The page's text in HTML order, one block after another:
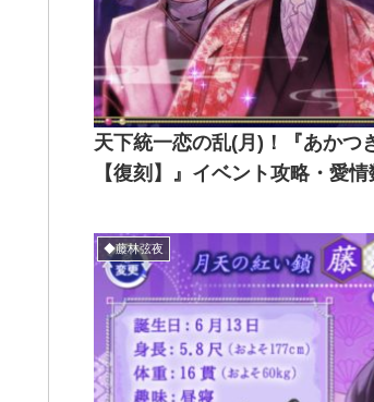
天下統一恋の乱(月)！『あかつ
【復刻】』イベント攻略・愛情
◆藤林弦夜